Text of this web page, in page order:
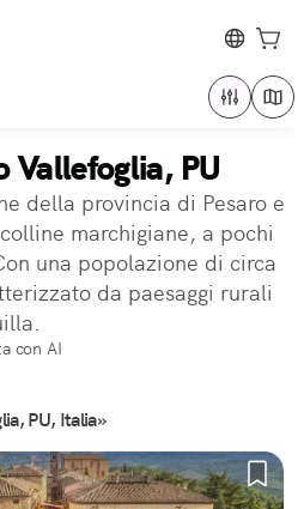
Vallefoglia, PU
della provincia di Pesaro e
marchigiane, a pochi
una popolazione di circa
da paesaggi rurali
con AI
PU, Italia»